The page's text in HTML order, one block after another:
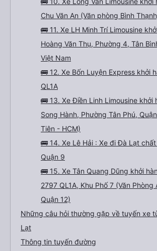
Chu Văn An (Văn phòng Bình
🚌 11. Xe LH Minh Trí Limousine
Hoàng Văn Thụ, Phường 4, Tân
Việt Nam
🚌 12. Xe Bốn Luyện Express khởi
QL1A
🚌 13. Xe Điền Linh Limousine khởi
Song Hành, Phường Tân Phú,
Tiên - HCM)
🚌 14. Xe Lê Hải : Xe đi Đà Lạt
Quận 9
🚌 15. Xe Tân Quang Dũng khởi
2797 QL1A, Khu Phố 7 (Văn Phòng
Quận 12)
Những câu hỏi thường gặp về tuyến xe
Lạt
Thông tin tuyến đường